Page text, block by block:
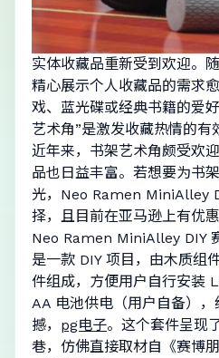
实体收藏品重新受到欢迎。
精心展示个人收藏品的需求
戏、蓝光碟或经典书籍的爱
艺术角”是激发收藏热情的有
近年来，书架艺术角颇受欢
品也日益丰富。若想要为书
光，Neo Ramen MiniAlley
择，且目前在亚马逊上有优惠
Neo Ramen MiniAlley DIY
是一款 DIY 项目，由木质组
件组成，方便用户自行安装
AA 电池供电（用户自备）
撼， pg电子。这个套件呈现
巷，仿佛直接取材自《赛博